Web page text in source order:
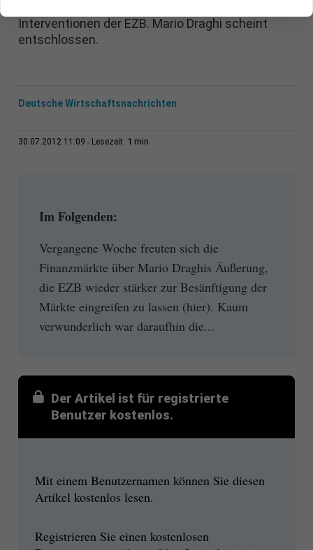
Interventionen der EZB. Mario Draghi scheint
entschlossen.
Deutsche Wirtschaftsnachrichten
30.07.2012 11:09 Lesezeit: 1 min
Im Folgenden:
Vergangene Woche freuten sich die
Finanzmärkte über Mario Draghis Äußerung,
die EZB wieder stärker zur Besänftigung der
Märkte eingreifen zu lassen (hier). Kaum
verwunderlich war daraufhin die...
Der Artikel ist für registrierte
Benutzer kostenlos.
Mit einem Benutzernamen können Sie diesen
Artikel kostenlos lesen.
Registrieren Sie einen kostenlosen